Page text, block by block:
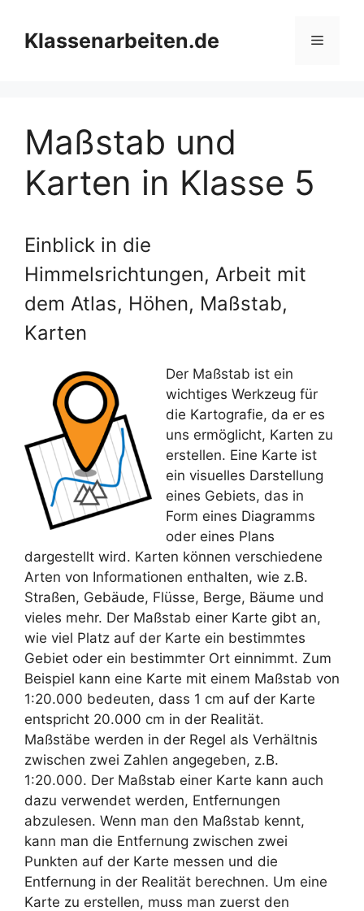
Inhalt
springenKlassenarbeiten.de Menü
Maßstab und
Karten in Klasse 5
Einblick in die
Himmelsrichtungen, Arbeit mit
dem Atlas, Höhen, Maßstab,
Karten
Der Maßstab ist ein
wichtiges Werkzeug für
die Kartografie, da er es
uns ermöglicht, Karten zu
erstellen. Eine Karte ist
ein visuelles Darstellung
eines Gebiets, das in
Form eines Diagramms
oder eines Plans
dargestellt wird. Karten können verschiedene
Arten von Informationen enthalten, wie z.B.
Straßen, Gebäude, Flüsse, Berge, Bäume und
vieles mehr. Der Maßstab einer Karte gibt an,
wie viel Platz auf der Karte ein bestimmtes
Gebiet oder ein bestimmter Ort einnimmt. Zum
Beispiel kann eine Karte mit einem Maßstab von
1:20.000 bedeuten, dass 1 cm auf der Karte
entspricht 20.000 cm in der Realität.
Maßstäbe werden in der Regel als Verhältnis
zwischen zwei Zahlen angegeben, z.B.
1:20.000. Der Maßstab einer Karte kann auch
dazu verwendet werden, Entfernungen
abzulesen. Wenn man den Maßstab kennt,
kann man die Entfernung zwischen zwei
Punkten auf der Karte messen und die
Entfernung in der Realität berechnen. Um eine
Karte zu erstellen, muss man zuerst den